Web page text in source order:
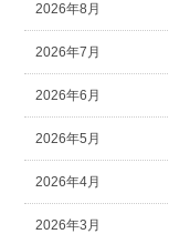
2026年8月
2026年7月
2026年6月
2026年5月
2026年4月
2026年3月